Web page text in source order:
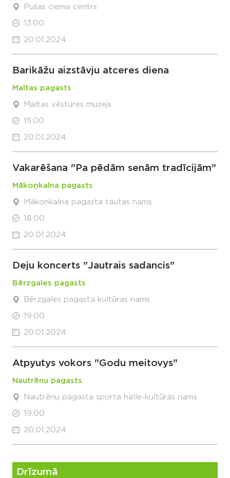
Pušas ciema centrs
13:00
20.01.2024
Barikāžu aizstāvju atceres diena
Maltas pagasts
Maltas vēstures muzejs
15:00
20.01.2024
Vakarēšana "Pa pēdām senām tradīcijām"
Mākoņkalna pagasts
Mākoņkalna pagasta tautas nams
18:00
20.01.2024
Deju koncerts "Jautrais sadancis"
Bērzgales pagasts
Bērzgales pagasta kultūras nams
19:00
20.01.2024
Atpyutys vokors "Godu meitovys"
Nautrēnu pagasts
Nautrēnu pagasta sporta halle-kultūras nams
19:00
20.01.2024
Drīzumā